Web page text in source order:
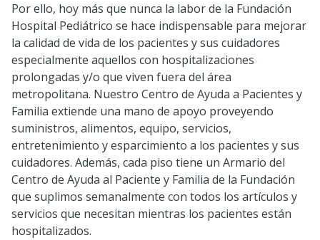
Por ello, hoy más que nunca la labor de la Fundación
Hospital Pediátrico se hace indispensable para mejorar
la calidad de vida de los pacientes y sus cuidadores
especialmente aquellos con hospitalizaciones
prolongadas y/o que viven fuera del área
metropolitana. Nuestro Centro de Ayuda a Pacientes y
Familia extiende una mano de apoyo proveyendo
suministros, alimentos, equipo, servicios,
entretenimiento y esparcimiento a los pacientes y sus
cuidadores. Además, cada piso tiene un Armario del
Centro de Ayuda al Paciente y Familia de la Fundación
que suplimos semanalmente con todos los artículos y
servicios que necesitan mientras los pacientes están
hospitalizados.